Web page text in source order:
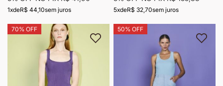
1xdeR$ 44,10sem juros 5xdeR$ 32,70sem juros
70% OFF
Adicionar à lista de desejos
50% OFF